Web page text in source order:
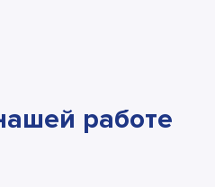
работе